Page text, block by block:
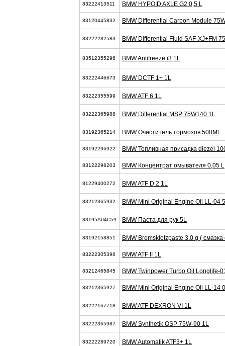
83222413511 BMW HYPOID AXLE G2 0,5 L
83120445832 BMW Differential Carbon Module
83222282583 BMW Differential Fluid SAF-XJ+FM
83512355296 BMW Antifreeze i3 1L
83222446673 BMW DCTF 1+ 1L
83222355599 BMW ATF 6 1L
83222365988 BMW Differential MSP 75W140 1L
83192365214 BMW Очиститель тормозов 500Ml
83192296922 BMW Топливная присадка diezel
83122298203 BMW Концентрат омывателя 0,05 L
81229400272 BMW ATF D 2 1L
83212365932 BMW Mini Original Engine Oil LL-04
83195A04C59 BMW Паста для рук 5L
83192158851 BMW Bremsklotzpaste 3.0 g ( смазка
83222305396 BMW ATF II 1L
83212465845 BMW Twinpower Turbo Oil Longlife-
83212365927 BMW Mini Original Engine Oil LL-14
83222167718 BMW ATF DEXRON VI 1L
83222365987 BMW Synthetik OSP 75W-90 1L
83222289720 BMW Automatik ATF3+ 1L